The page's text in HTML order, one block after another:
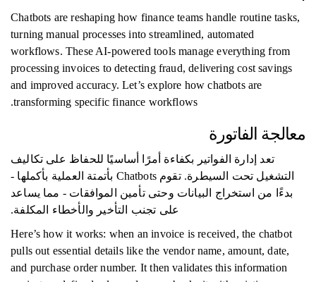
Chatbots are reshaping how finance teams handle routine tasks,
turning manual processes into streamlined, automated
workflows. These AI-powered tools manage everything from
processing invoices to detecting fraud, delivering cost savings
and improved accuracy. Let’s explore how chatbots are
transforming specific finance workflows.
معالجة الفاتورة
تعد إدارة الفواتير بكفاءة أمرًا أساسيًا للحفاظ على تكاليف
التشغيل تحت السيطرة. تقوم Chatbots بأتمتة العملية بأكملها -
بدءًا من استخراج البيانات وحتى تأمين الموافقات - مما يساعد
على تجنب التأخير والأخطاء المكلفة.
Here’s how it works: when an invoice is received, the chatbot
pulls out essential details like the vendor name, amount, date,
and purchase order number. It then validates this information